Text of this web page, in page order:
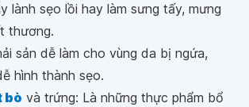
lành sẹo lồi hay làm sưng tấy, mưng
thương.
sản dễ làm cho vùng da bị ngứa,
hình thành sẹo.
bò và trứng: Là những thực phẩm bổ